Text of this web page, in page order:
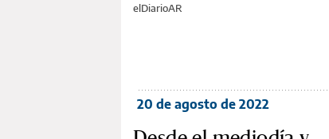
elDiarioAR
20 de agosto de 2022